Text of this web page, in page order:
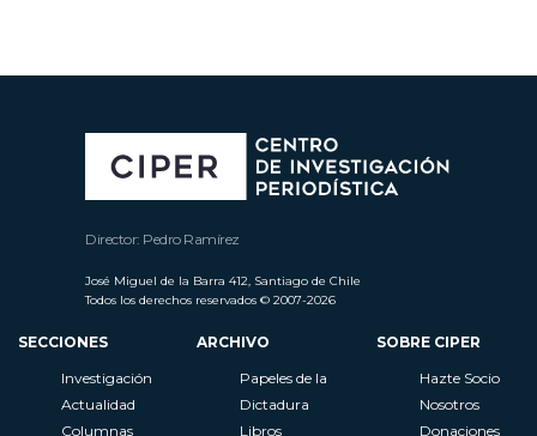
Director: Pedro Ramírez
José Miguel de la Barra 412, Santiago de Chile
Todos los derechos reservados © 2007-2026
SECCIONES
Investigación
Actualidad
Columnas
ARCHIVO
Papeles de la
Dictadura
Libros
SOBRE CIPER
Hazte Socio
Nosotros
Donaciones